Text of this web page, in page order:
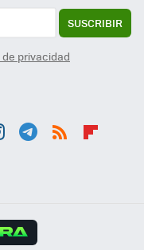
SUSCRIBIR
privacidad